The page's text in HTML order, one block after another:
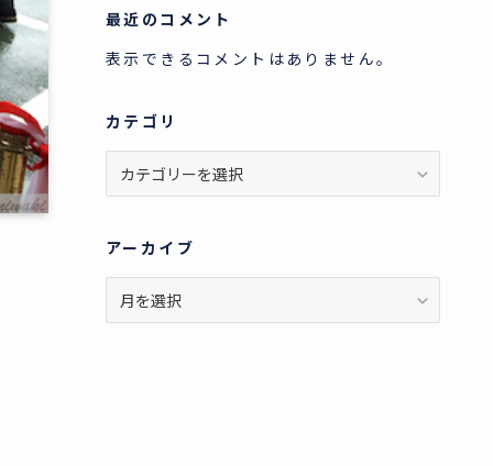
最近のコメント
表示できるコメントはありません。
カテゴリ
テ
アーカイブ
ー